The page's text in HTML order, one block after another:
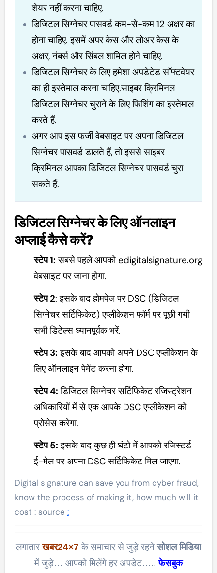
शेयर नहीं करना चाहिए.
डिजिटल सिग्नेचर पासवर्ड कम-से-कम 12 अक्षर का
होना चाहिए. इसमें अपर केस और लोअर केस के
अक्षर, नंबर्स और सिंबल शामिल होने चाहिए.
डिजिटल सिग्नेचर के लिए हमेशा अपडेटेड सॉफ्टवेयर
का ही इस्तेमाल करना चाहिए.साइबर क्रिमिनल
डिजिटल सिग्नेचर चुराने के लिए फिशिंग का इस्तेमाल
करते हैं.
अगर आप इस फर्जी वेबसाइट पर अपना डिजिटल
सिग्नेचर पासवर्ड डालते हैं, तो इससे साइबर
क्रिमिनल आपका डिजिटल सिग्नेचर पासवर्ड चुरा
सकते हैं.
डिजिटल सिग्नेचर के लिए ऑनलाइन
अप्लाई कैसे करें?
स्टेप 1: सबसे पहले आपको edigitalsignature.org
वेबसाइट पर जाना होगा.
स्टेप 2: इसके बाद होमपेज पर DSC (डिजिटल
सिग्नेचर सर्टिफिकेट) एप्लीकेशन फॉर्म पर पूछी गयी
सभी डिटेल्स ध्यानपूर्वक भरें.
स्टेप 3: इसके बाद आपको अपने DSC एप्लीकेशन के
लिए ऑनलाइन पेमेंट करना होगा.
स्टेप 4: डिजिटल सिग्नेचर सर्टिफिकेट रजिस्ट्रेशन
अधिकारियों में से एक आपके DSC एप्लीकेशन को
प्रोसेस करेगा.
स्टेप 5: इसके बाद कुछ ही घंटो में आपको रजिस्टर्ड
ई-मेल पर अपना DSC सर्टिफिकेट मिल जाएगा.
Digital signature can save you from cyber fraud,
know the process of making it, how much will it
cost : source :
लगातारखबर24×7 के समाचार से जुड़े रहनेसोशल मिडिया
में जुड़े… आपको मिलेंगे हर अपडेट…..फेसबुक